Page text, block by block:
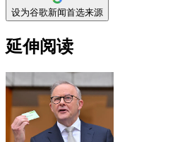
设为谷歌新闻首选来源
延伸阅读